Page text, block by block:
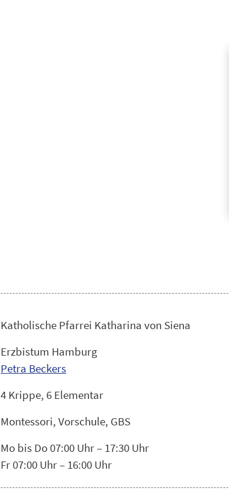
Katholische Pfarrei Katharina von Siena
Erzbistum Hamburg
Petra Beckers
4 Krippe, 6 Elementar
Montessori, Vorschule, GBS
Mo bis Do 07:00 Uhr – 17:30 Uhr
Fr 07:00 Uhr – 16:00 Uhr